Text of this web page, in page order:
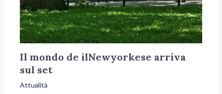
Il mondo de ilNewyorkese arriva
sul set
Attualità